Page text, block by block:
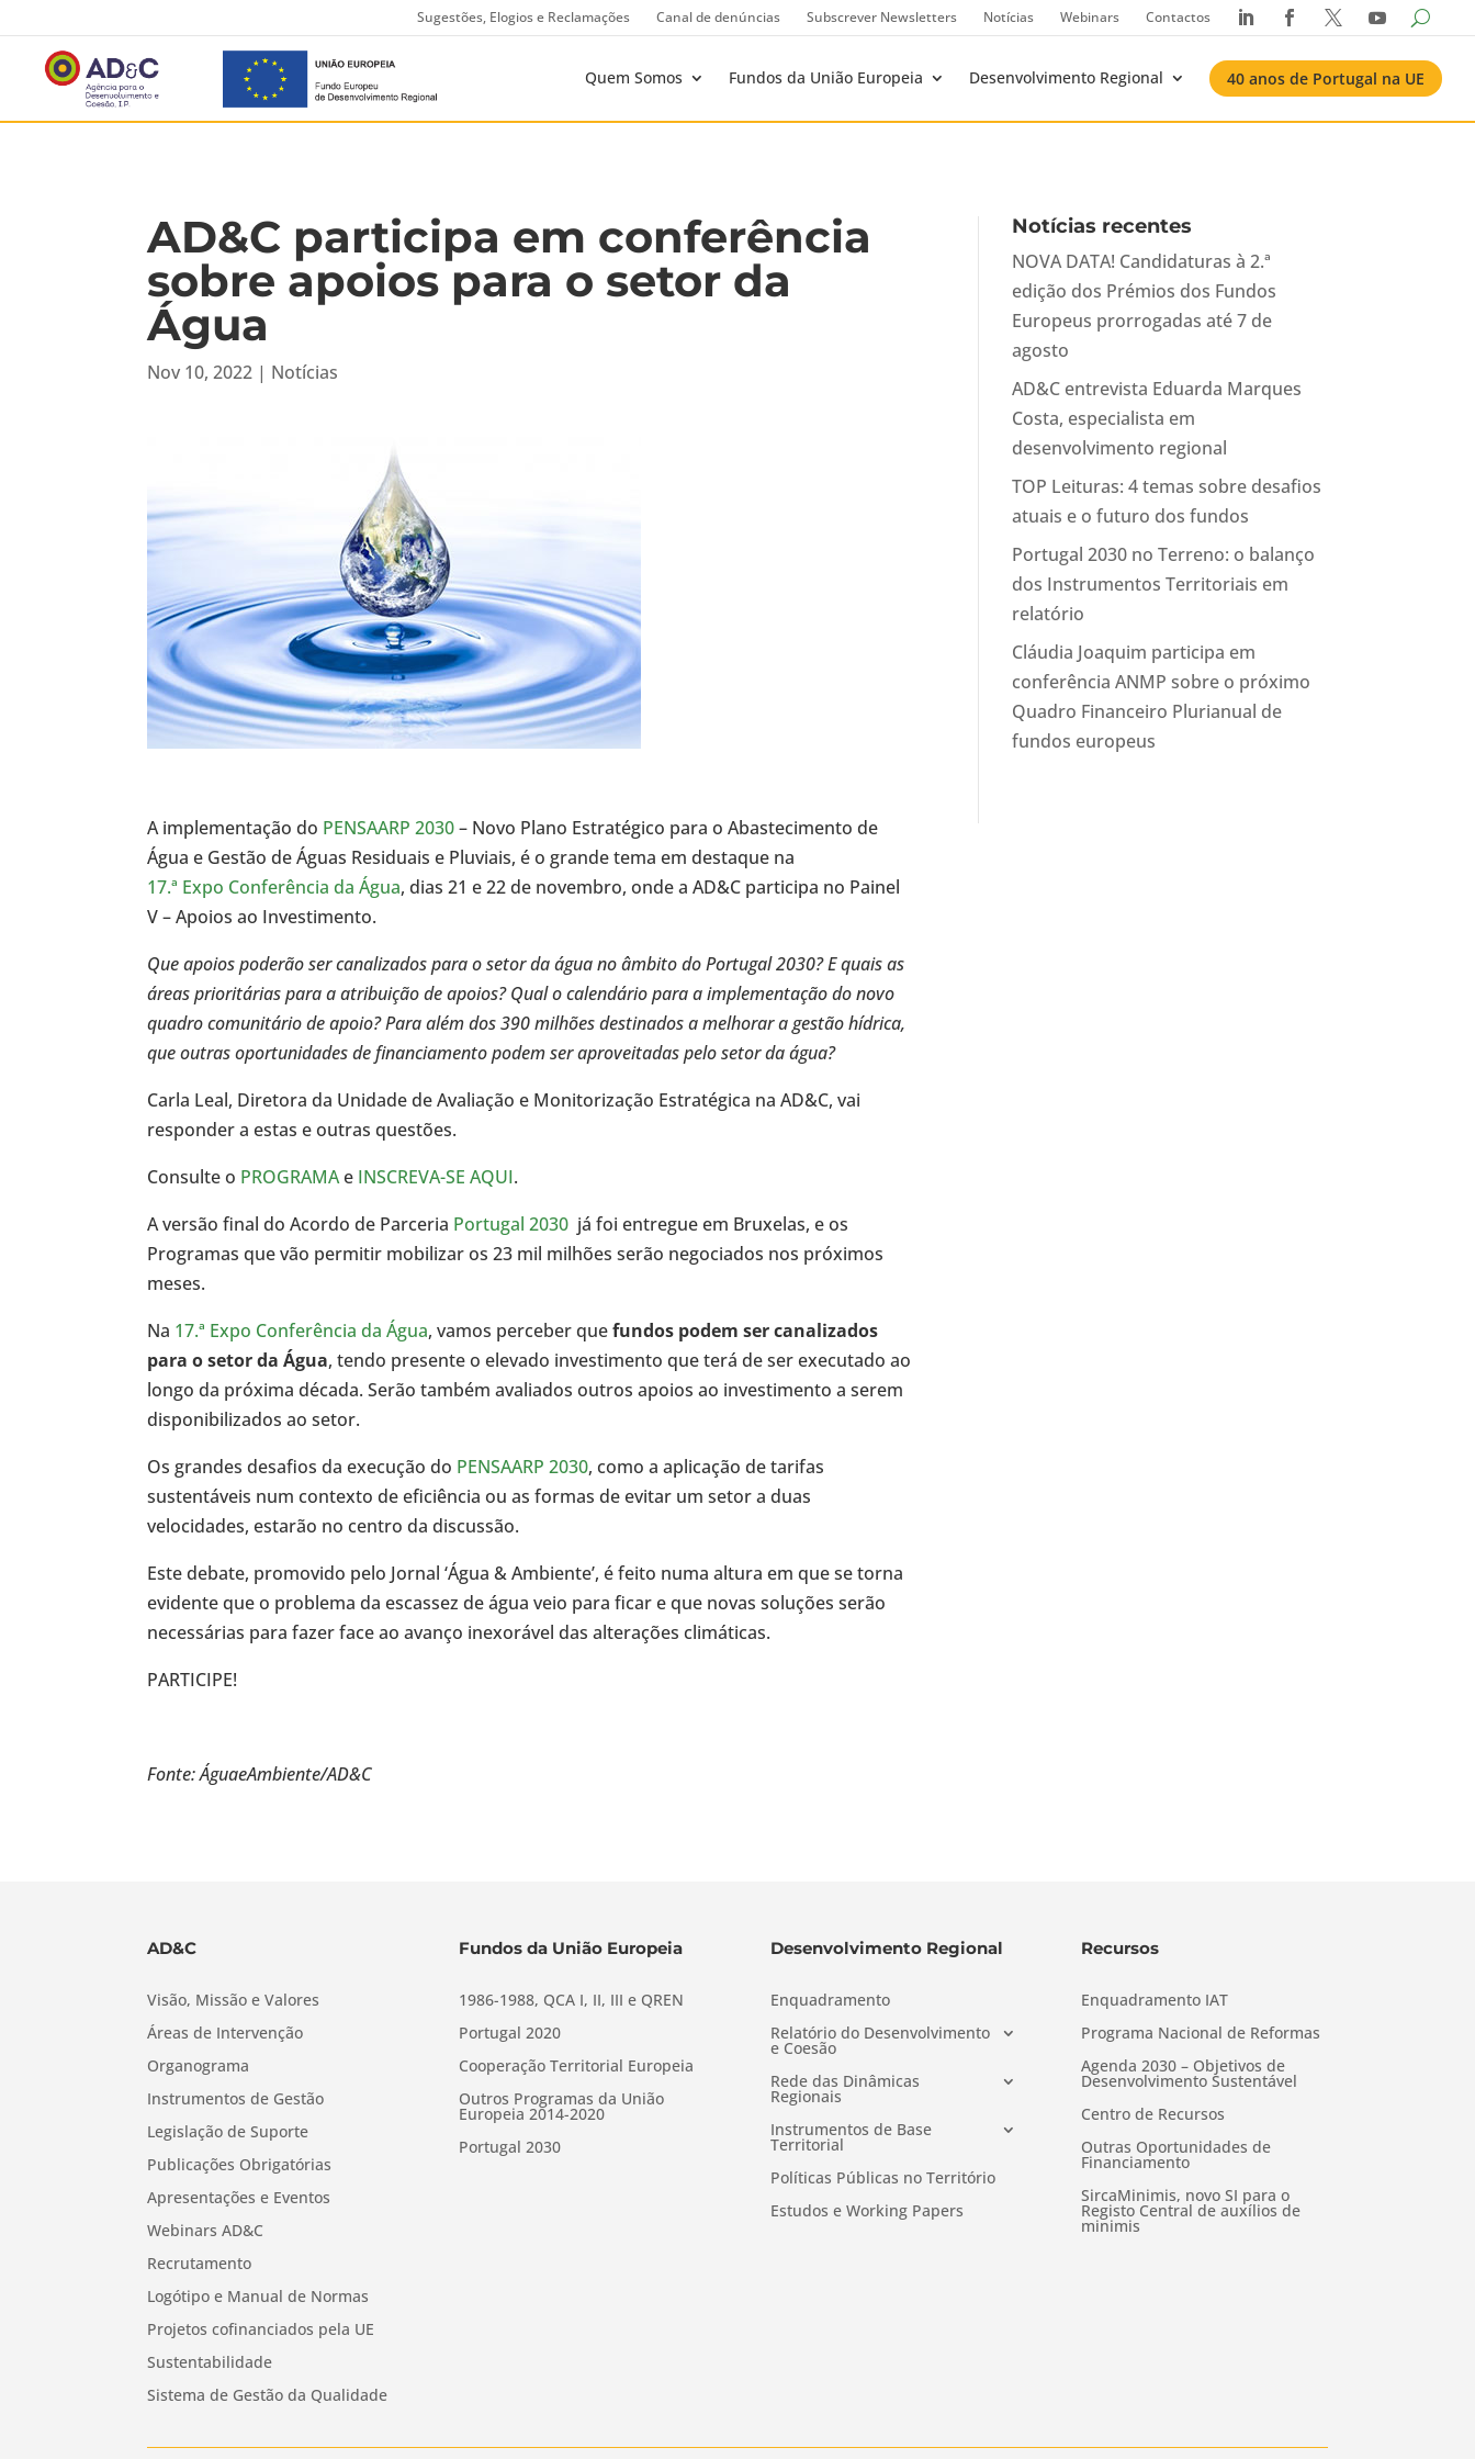
Sugestões, Elogios e Reclamações Canal de denúncias Subscrever Newsletters Notícias Webinars Contactos    
Quem Somos Fundos da União Europeia Desenvolvimento Regional 40 anos de Portugal na UE
AD&C participa em conferência
sobre apoios para o setor da
Água
Nov 10, 2022 | Notícias
A implementação do PENSAARP 2030– Novo Plano Estratégico para o Abastecimento de
Água e Gestão de Águas Residuais e Pluviais, é o grande tema em destaque na
17.ª Expo Conferência da Água, dias 21 e 22 de novembro, onde a AD&C participa no Painel
V – Apoios ao Investimento.
Que apoios poderão ser canalizados para o setor da água no âmbito do Portugal 2030? E quais as
áreas prioritárias para a atribuição de apoios? Qual o calendário para a implementação do novo
quadro comunitário de apoio? Para além dos 390 milhões destinados a melhorar a gestão hídrica,
que outras oportunidadesde financiamento podem ser aproveitadas pelo setor da água?
Carla Leal, Diretora da Unidade de Avaliação e Monitorização Estratégica na AD&C, vai
responder a estas e outras questões.
Consulte o PROGRAMAe INSCREVA-SE AQUI.
A versão final do Acordo de Parceria Portugal 2030 já foi entregue em Bruxelas, e os
Programas que vão permitir mobilizar os 23 mil milhões serão negociados nos próximos
meses.
Na 17.ª Expo Conferência da Água, vamos perceber quefundos podem ser canalizados
para o setor da Água, tendo presente o elevado investimento que terá de ser executado ao
longo da próxima década. Serão também avaliados outros apoios ao investimento a serem
disponibilizados ao setor.
Os grandes desafios da execução do PENSAARP 2030, como a aplicação de tarifas
sustentáveis num contexto de eficiência ou as formas de evitar um setor a duas
velocidades, estarão no centro da discussão.
Este debate, promovido pelo Jornal ‘Água & Ambiente’, é feito numa altura em que se torna
evidente que o problema da escassez de água veio para ficar e que novas soluções serão
necessárias para fazer face ao avanço inexorável das alterações climáticas.
PARTICIPE!
Fonte: ÁguaeAmbiente/AD&C
Notícias recentes
NOVA DATA! Candidaturas à 2.ª
edição dos Prémios dos Fundos
Europeus prorrogadas até 7 de
agosto
AD&C entrevista Eduarda Marques
Costa, especialista em
desenvolvimento regional
TOP Leituras: 4 temas sobre desafios
atuais e o futuro dos fundos
Portugal 2030 no Terreno: o balanço
dos Instrumentos Territoriais em
relatório
Cláudia Joaquim participa em
conferência ANMP sobre o próximo
Quadro Financeiro Plurianual de
fundos europeus
AD&C
Visão, Missão e Valores
Áreas de Intervenção
Organograma
Instrumentos de Gestão
Legislação de Suporte
Publicações Obrigatórias
Apresentações e Eventos
Webinars AD&C
Recrutamento
Logótipo e Manual de Normas
Projetos cofinanciados pela UE
Sustentabilidade
Sistema de Gestão da Qualidade
Fundos da União Europeia
1986-1988, QCA I, II, III e QREN
Portugal 2020
Cooperação Territorial Europeia
Outros Programas da União
Europeia 2014-2020
Portugal 2030
Desenvolvimento Regional
Enquadramento
Relatório do Desenvolvimento
e Coesão
Rede das Dinâmicas
Regionais
Instrumentos de Base
Territorial
Políticas Públicas no Território
Estudos e Working Papers
Recursos
Enquadramento IAT
Programa Nacional de Reformas
Agenda 2030 – Objetivos de
Desenvolvimento Sustentável
Centro de Recursos
Outras Oportunidades de
Financiamento
SircaMinimis, novo SI para o
Registo Central de auxílios de
minimis